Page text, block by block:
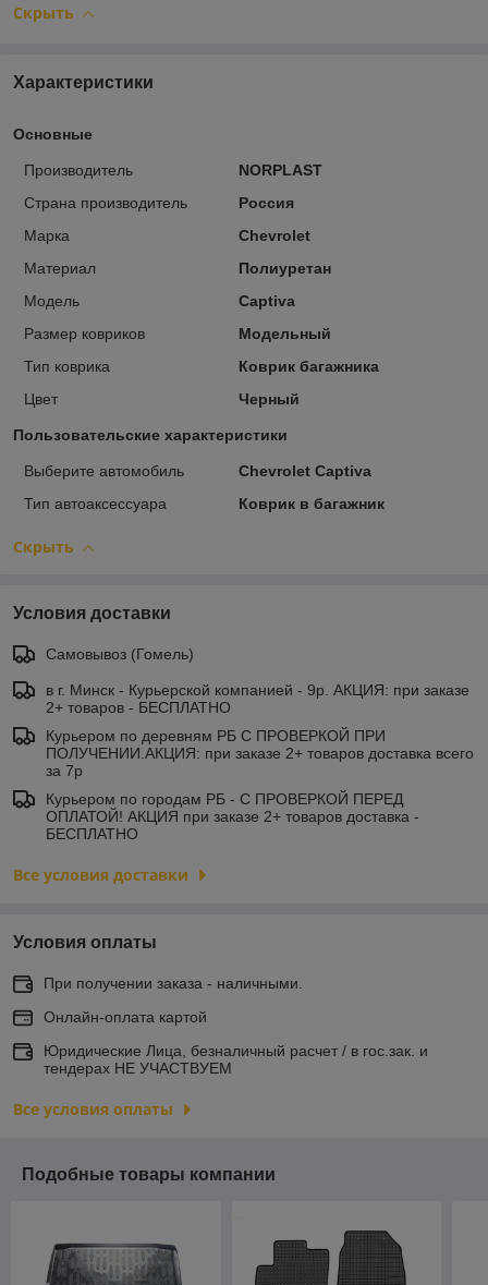
Скрыть
Характеристики
Основные
Производитель
NORPLAST
Страна производитель
Россия
Марка
Chevrolet
Материал
Полиуретан
Модель
Captiva
Размер ковриков
Модельный
Тип коврика
Коврик багажника
Цвет
Черный
Пользовательские характеристики
Выберите автомобиль
Chevrolet Captiva
Тип автоаксессуара
Коврик в багажник
Скрыть
Условия доставки
Самовывоз (Гомель)
в г. Минск - Курьерской компанией - 9р. АКЦИЯ: при заказе
2+ товаров - БЕСПЛАТНО
Курьером по деревням РБ С ПРОВЕРКОЙ ПРИ
ПОЛУЧЕНИИ.АКЦИЯ: при заказе 2+ товаров доставка всего
за 7р
Курьером по городам РБ - С ПРОВЕРКОЙ ПЕРЕД
ОПЛАТОЙ! АКЦИЯ при заказе 2+ товаров доставка -
БЕСПЛАТНО
Все условия доставки
Условия оплаты
При получении заказа - наличными.
Онлайн-оплата картой
Юридические Лица, безналичный расчет / в гос.зак. и
тендерах НЕ УЧАСТВУЕМ
Все условия оплаты
Подобные товары компании